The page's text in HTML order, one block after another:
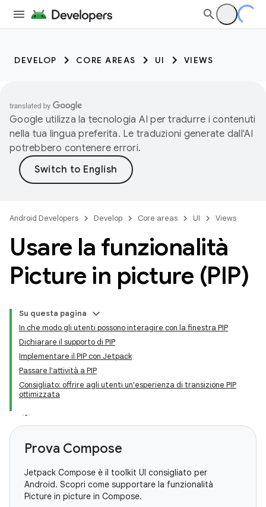
DEVELOP CORE AREAS UI VIEWS
Google utilizza la tecnologia AI per tradurre i contenuti
nella tua lingua preferita. Le traduzioni generate dall'AI
potrebbero contenere errori.
Android Developers Develop Core areas UI Views
Usare la funzionalità
Picture in picture (PIP)
Su questa pagina
In che modo gli utenti possono interagire con la finestra PIP
Dichiarare il supporto di PIP
Implementare il PIP con Jetpack
Passare l'attività a PIP
Consigliato: offrire agli utenti un'esperienza di transizione PIP
ottimizzata
Prova Compose
Jetpack Compose è il toolkit UI consigliato per
Android. Scopri come supportare la funzionalità
Picture in picture in Compose.